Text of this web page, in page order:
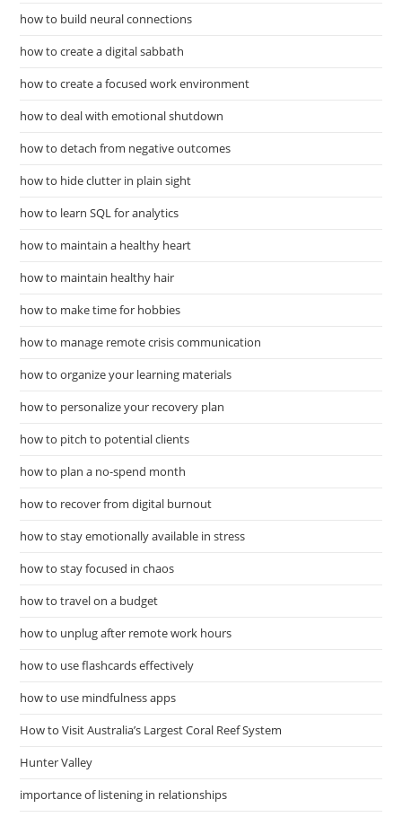
how to build neural connections
how to create a digital sabbath
how to create a focused work environment
how to deal with emotional shutdown
how to detach from negative outcomes
how to hide clutter in plain sight
how to learn SQL for analytics
how to maintain a healthy heart
how to maintain healthy hair
how to make time for hobbies
how to manage remote crisis communication
how to organize your learning materials
how to personalize your recovery plan
how to pitch to potential clients
how to plan a no-spend month
how to recover from digital burnout
how to stay emotionally available in stress
how to stay focused in chaos
how to travel on a budget
how to unplug after remote work hours
how to use flashcards effectively
how to use mindfulness apps
How to Visit Australia’s Largest Coral Reef System
Hunter Valley
importance of listening in relationships